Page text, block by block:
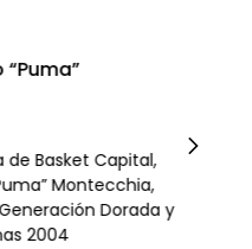
de Basket Capital,
Montecchia,
Dorada y
2004